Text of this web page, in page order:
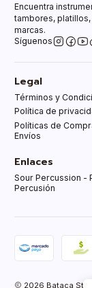
Encuentra
tambores,
marcas.
Síguenos
Legal
Términos y
Política de
Políticas de
Envíos
Enlaces
Sour Percussion -
Percusión
2026 Bataca